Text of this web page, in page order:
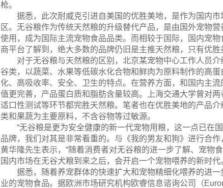
枪。
据悉，此次耐威克引进自美国的优胜美地，是作为国内
区。无谷粮作为传统天然粮的升级替代产品，是由国外宠物
使用，成为国际主流宠物食品品类。而相较于国际，国内宠
商平台了解到，绝大多数的品牌仍旧是主推天然粮，只有优
对于无谷粮与天然粮的区别，北京某宠物中心工作人员
谷类，以蔬菜、水果等低碳水化合物和鲜肉为原料制作的高
化、高吸收率、安全、卫生的特点。在营养方面，和国内主
值更完善，产品蛋白质和脂肪含量较高。上海交通大学曾对
适口性测试等环节都完胜天然粮。笔者也在优胜美地的产品
类和果蔬为主要原料，不含谷物等过敏源。
“无谷粮是更为安全健康的新一代宠物用粮，这一点已在
品牌，我们对其是非常看重的。与《我的男友和狗》进行合
黄华隆先生表示，“随着消费者对无谷粮的进一步了解、宠物
国内市场在无谷犬粮到来之后，会开启一个宠物喂养的新时代
据悉，随着养宠群体的快速扩大和宠物精细化喂养的进
业的宠物食品。据欧洲市场研究机构欧睿信息谘询公司（